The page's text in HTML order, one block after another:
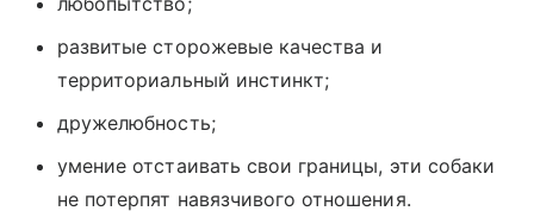
развитые сторожевые качества и
территориальный инстинкт;
дружелюбность;
умение отстаивать свои границы, эти собаки
не потерпят навязчивого отношения.